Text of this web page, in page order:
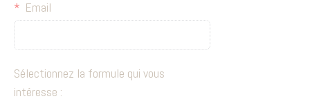
Email
Sélectionnez la formule qui vous
intéresse :